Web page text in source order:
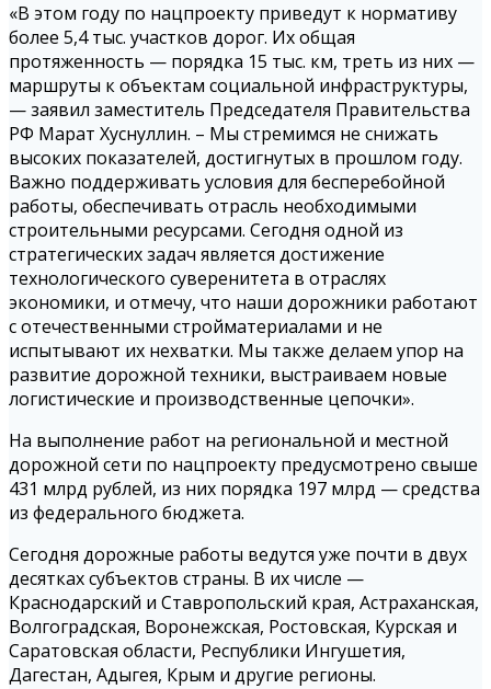
«В этом году по нацпроекту приведут к нормативу
более 5,4 тыс. участков дорог. Их общая
протяженность — порядка 15 тыс. км, треть из них —
маршруты к объектам социальной инфраструктуры,
— заявил заместитель Председателя Правительства
РФ Марат Хуснуллин. – Мы стремимся не снижать
высоких показателей, достигнутых в прошлом году.
Важно поддерживать условия для бесперебойной
работы, обеспечивать отрасль необходимыми
строительными ресурсами. Сегодня одной из
стратегических задач является достижение
технологического суверенитета в отраслях
экономики, и отмечу, что наши дорожники работают
с отечественными стройматериалами и не
испытывают их нехватки. Мы также делаем упор на
развитие дорожной техники, выстраиваем новые
логистические и производственные цепочки».
На выполнение работ на региональной и местной
дорожной сети по нацпроекту предусмотрено свыше
431 млрд рублей, из них порядка 197 млрд — средства
из федерального бюджета.
Сегодня дорожные работы ведутся уже почти в двух
десятках субъектов страны. В их числе —
Краснодарский и Ставропольский края, Астраханская,
Волгоградская, Воронежская, Ростовская, Курская и
Саратовская области, Республики Ингушетия,
Дагестан, Адыгея, Крым и другие регионы.